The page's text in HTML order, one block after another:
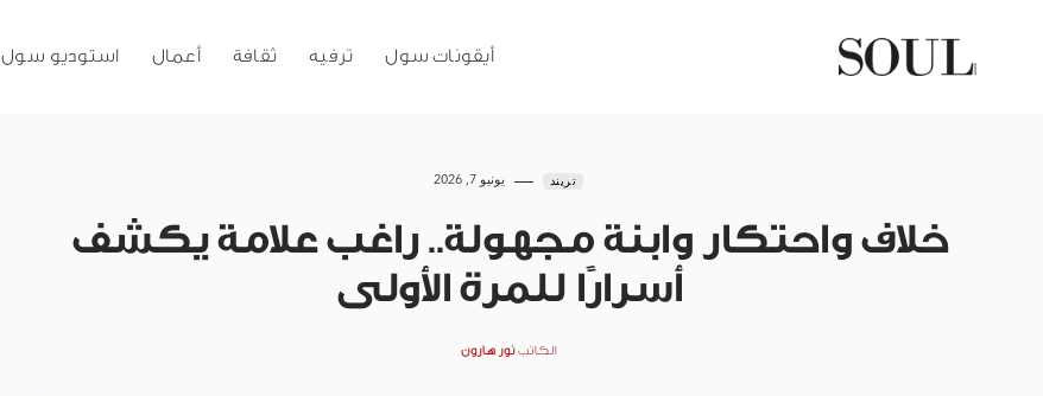
أيقونات سول ترفيه ثقافة أعمال استوديو سول
تريند يونيو 7, 2026
خلاف واحتكار وابنة مجهولة.. راغب علامة يكشف
أسرارًا للمرة الأولى
الكاتب نور هارون